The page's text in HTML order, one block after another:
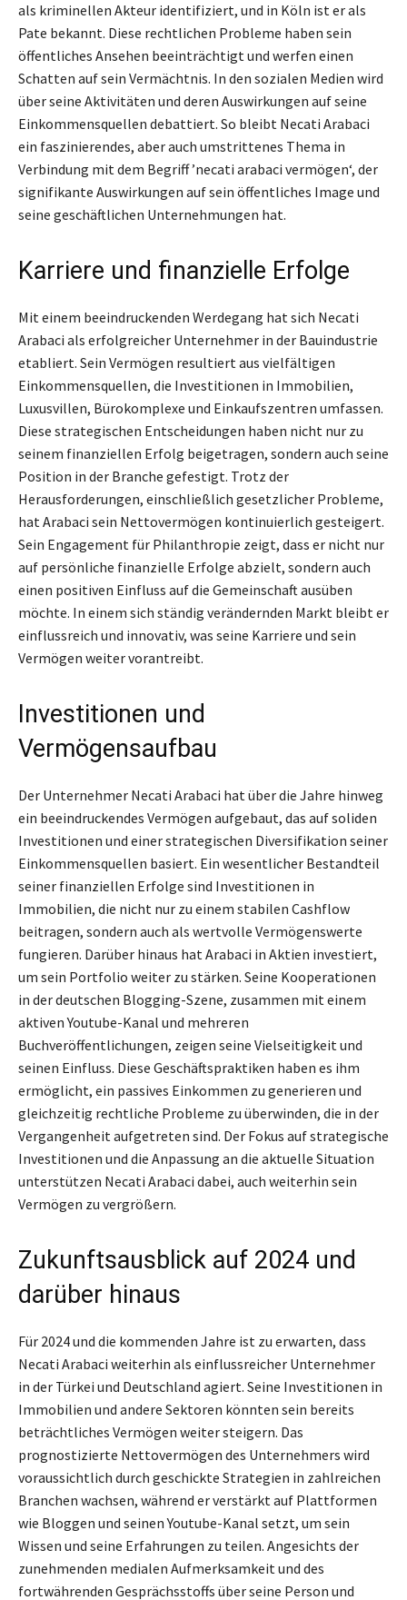
als kriminellen Akteur identifiziert, und in Köln ist er als
Pate bekannt. Diese rechtlichen Probleme haben sein
öffentliches Ansehen beeinträchtigt und werfen einen
Schatten auf sein Vermächtnis. In den sozialen Medien wird
über seine Aktivitäten und deren Auswirkungen auf seine
Einkommensquellen debattiert. So bleibt Necati Arabaci
ein faszinierendes, aber auch umstrittenes Thema in
Verbindung mit dem Begriff ’necati arabaci vermögen‘, der
signifikante Auswirkungen auf sein öffentliches Image und
seine geschäftlichen Unternehmungen hat.
Karriere und finanzielle Erfolge
Mit einem beeindruckenden Werdegang hat sich Necati
Arabaci als erfolgreicher Unternehmer in der Bauindustrie
etabliert. Sein Vermögen resultiert aus vielfältigen
Einkommensquellen, die Investitionen in Immobilien,
Luxusvillen, Bürokomplexe und Einkaufszentren umfassen.
Diese strategischen Entscheidungen haben nicht nur zu
seinem finanziellen Erfolg beigetragen, sondern auch seine
Position in der Branche gefestigt. Trotz der
Herausforderungen, einschließlich gesetzlicher Probleme,
hat Arabaci sein Nettovermögen kontinuierlich gesteigert.
Sein Engagement für Philanthropie zeigt, dass er nicht nur
auf persönliche finanzielle Erfolge abzielt, sondern auch
einen positiven Einfluss auf die Gemeinschaft ausüben
möchte. In einem sich ständig verändernden Markt bleibt er
einflussreich und innovativ, was seine Karriere und sein
Vermögen weiter vorantreibt.
Investitionen und
Vermögensaufbau
Der Unternehmer Necati Arabaci hat über die Jahre hinweg
ein beeindruckendes Vermögen aufgebaut, das auf soliden
Investitionen und einer strategischen Diversifikation seiner
Einkommensquellen basiert. Ein wesentlicher Bestandteil
seiner finanziellen Erfolge sind Investitionen in
Immobilien, die nicht nur zu einem stabilen Cashflow
beitragen, sondern auch als wertvolle Vermögenswerte
fungieren. Darüber hinaus hat Arabaci in Aktien investiert,
um sein Portfolio weiter zu stärken. Seine Kooperationen
in der deutschen Blogging-Szene, zusammen mit einem
aktiven Youtube-Kanal und mehreren
Buchveröffentlichungen, zeigen seine Vielseitigkeit und
seinen Einfluss. Diese Geschäftspraktiken haben es ihm
ermöglicht, ein passives Einkommen zu generieren und
gleichzeitig rechtliche Probleme zu überwinden, die in der
Vergangenheit aufgetreten sind. Der Fokus auf strategische
Investitionen und die Anpassung an die aktuelle Situation
unterstützen Necati Arabaci dabei, auch weiterhin sein
Vermögen zu vergrößern.
Zukunftsausblick auf 2024 und
darüber hinaus
Für 2024 und die kommenden Jahre ist zu erwarten, dass
Necati Arabaci weiterhin als einflussreicher Unternehmer
in der Türkei und Deutschland agiert. Seine Investitionen in
Immobilien und andere Sektoren könnten sein bereits
beträchtliches Vermögen weiter steigern. Das
prognostizierte Nettovermögen des Unternehmers wird
voraussichtlich durch geschickte Strategien in zahlreichen
Branchen wachsen, während er verstärkt auf Plattformen
wie Bloggen und seinen Youtube-Kanal setzt, um sein
Wissen und seine Erfahrungen zu teilen. Angesichts der
zunehmenden medialen Aufmerksamkeit und des
fortwährenden Gesprächsstoffs über seine Person und